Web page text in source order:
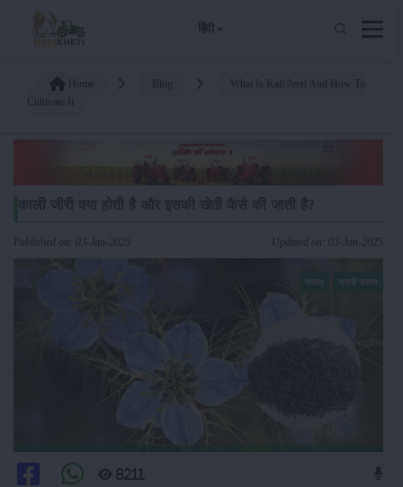
हिंदी
Published on: 03-Jan-2025 Updated on: 03-Jan-2025
8211